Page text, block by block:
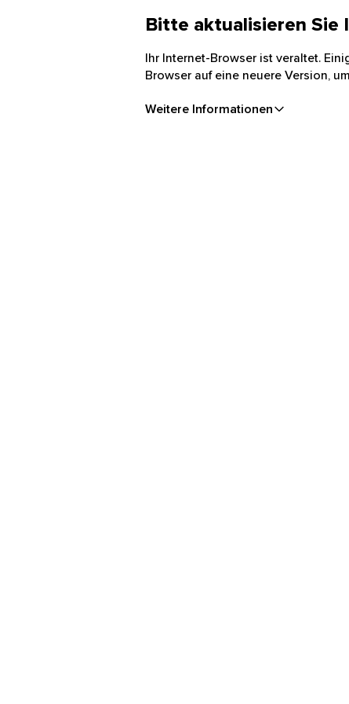
Bitte aktualisieren Sie
Ihr Internet-Browser ist veraltet.
Browser auf eine neuere Version,
Weitere Informationen